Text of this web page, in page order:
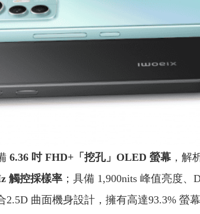
6.36 吋 FHD+「挖孔」OLED 螢幕 ，解
觸控採樣率 ；具備 1,900nits 峰值亮度
2.5D 曲面機身設計，擁有高達93.3% 螢